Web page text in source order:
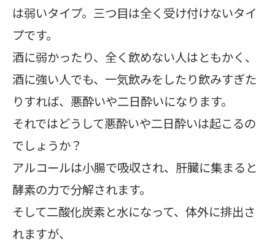
は弱いタイプ。三つ目は全く受け付けないタイ
プです。
酒に弱かったり、全く飲めない人はともかく、
酒に強い人でも、一気飲みをしたり飲みすぎた
りすれば、悪酔いや二日酔いになります。
それではどうして悪酔いや二日酔いは起こるの
でしょうか？
アルコールは小腸で吸収され、肝臓に集まると
酵素の力で分解されます。
そして二酸化炭素と水になって、体外に排出さ
れますが、